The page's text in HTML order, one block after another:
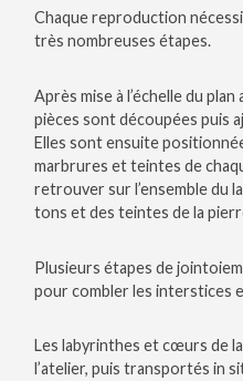
Chaque reproduction
très nombreuses étapes.
Après mise à l’échelle du
pièces sont découpées puis
Elles sont ensuite
marbrures et teintes de
retrouver sur l’ensemble du
tons et des teintes de la
Plusieurs étapes de
pour combler les interstices
Les labyrinthes et cœurs de
l’atelier, puis transportés in